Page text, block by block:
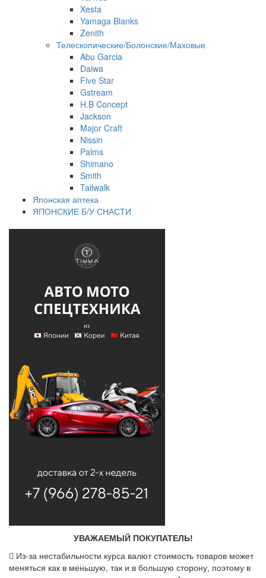
Xesta
Yamaga Blanks
Zenith
Телескопические/Болонские/Маховые
Abu Garcia
Daiwa
Five Star
Gstream
H.B Concept
Jackson
Major Craft
Nissin
Palms
Shimano
Smith
Tailwalk
Японская аптека
ЯПОНСКИЕ Б/У СНАСТИ
УВАЖАЕМЫЙ ПОКУПАТЕЛЬ!
Из-за нестабильности курса валют стоимость товаров может
меняться как в меньшую, так и в большую сторону, поэтому в